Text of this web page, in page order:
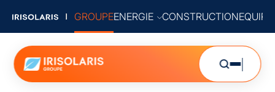
GROUPEENERGIE CONSTRUCTION